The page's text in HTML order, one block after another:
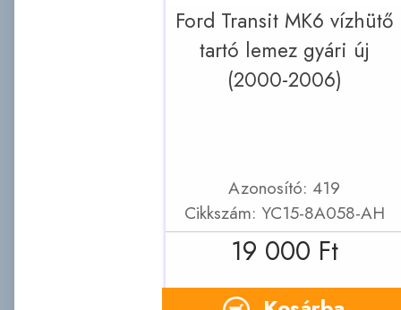
Ford Transit MK6 vízhütő
tartó lemez gyári új
(2000-2006)
Azonosító: 419
Cikkszám: YC15-8A058-AH
19 000 Ft